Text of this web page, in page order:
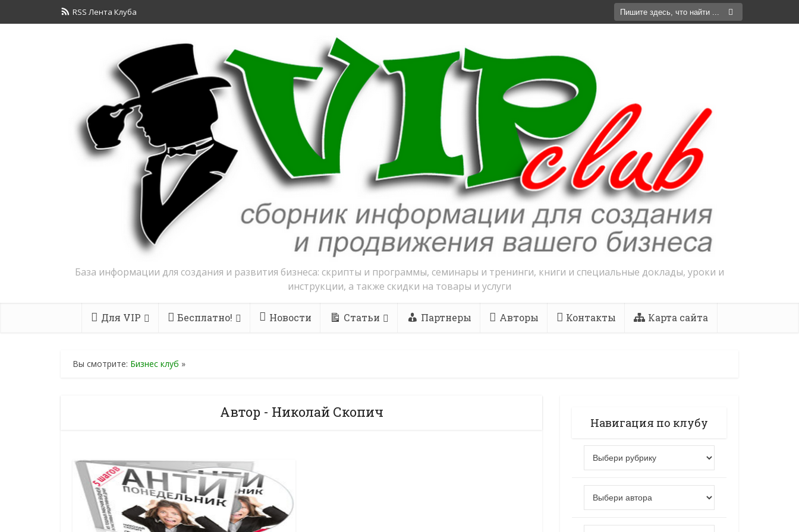
RSS Лента Клуба
База информации для создания и развития бизнеса: скрипты и программы, семинары и тренинги, книги и специальные доклады, уроки и
инструкции, а также скидки на товары и услуги
Для VIP Бесплатно! Новости Статьи Партнеры Авторы Контакты Карта сайта
Вы смотрите: Бизнес клуб »
Автор - Николай Скопич
Навигация по клубу